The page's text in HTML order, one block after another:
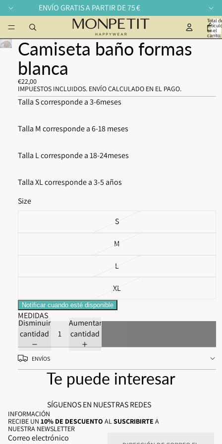
ENVÍO GRATIS A PARTIR DE 75 €
Total
en el
carrito:
Camiseta baño formas
blanca
€22,00
IMPUESTOS INCLUIDOS. ENVÍO CALCULADO EN EL PAGO.
Talla S corresponde a 3-6meses
Talla M corresponde a 6-18 meses
Talla L corresponde a 18-24meses
Talla XL corresponde a 3-5 años
Size
S
M
L
XL
Notificar cuando esté disponible
MEDIDAS
Disminuir
cantidad
Aumentar
cantidad
ENVÍOS
Te puede interesar
SÍGUENOS EN NUESTRAS REDES
INFORMACIÓN
RECIBE UN 10% DE DESCUENTO ALSUSCRIBIRTE A
NUESTRA NEWSLETTER
Correo electrónico